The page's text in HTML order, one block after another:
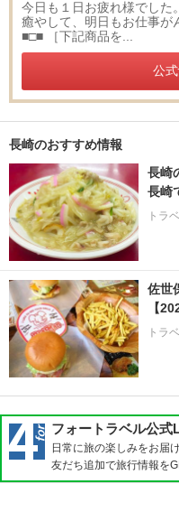
今日も１日お疲れ様でした
癒やして、明日もお仕事が
■□■ ［下記商品を...
公
長崎のおすすめ情報
長崎
長崎
トラ
佐世
【
トラ
フォートラベル公式
日常に旅の楽しみをお届け
友だち追加で旅行情報を